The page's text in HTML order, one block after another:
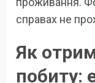
справах не
Як
побиту: